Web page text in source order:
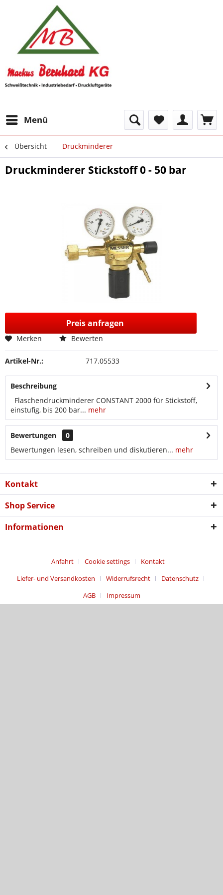
Menü
Übersicht Druckminderer
Druckminderer Stickstoff 0 - 50 bar
Preis anfragen
Merken Bewerten
Artikel-Nr.: 717.05533
Beschreibung
Flaschendruckminderer CONSTANT 2000 für Stickstoff,
einstufig, bis 200 bar... mehr
Bewertungen
0
Bewertungen lesen, schreiben und diskutieren... mehr
Kontakt
Shop Service
Informationen
Anfahrt Cookie settings
Kontakt
Liefer- und Versandkosten
Widerrufsrecht
Datenschutz
AGB
Impressum